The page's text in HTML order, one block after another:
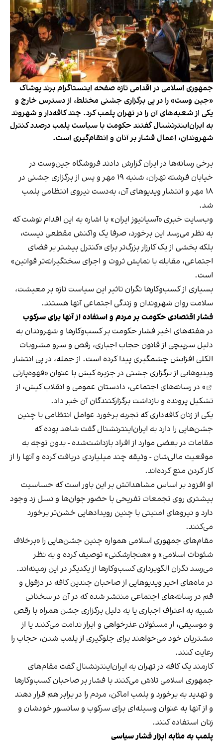
جمهوری اسلامی در اقدامی تازه صفحه اینستاگرام برند پوشاک
«جین وست» را در پی برگزاری جشنی مختلط، از دسترس خارج و
یکی از شعبه‌های آن را در تهران پلمب کرد. چند کافه‌‌دار و شهروند
به ایران‌اینترنشنال گفتند حکومت با سیاست پلمب درصدد کنترل
شهروندان، اعمال فشار بر آنان و انتقام‌گیری است.
برخی رسانه‌ها در ایران گزارش دادند فروشگاه جین‌وست در
خیابان فرشته تهران، شنبه ۱۹ مهر و پس از برگزاری جشنی در
۱۸ مهر و انتشار ویدیوهای آن، به‌دست نیروی انتظامی پلمب
شد.
وب‌سایت خبری «آسیانیوز ایران» با اشاره به این اقدام نوشت که
به نظر می‌رسد این برخورد، صرفا یک واکنش مقطعی نیست،
بلکه بخشی از یک کارزار بزرگ‌تر برای «کنترل بیشتر بر فضای
اجتماعی، مقابله با نمایش ثروت و اجرای سختگیرانه‌تر قوانین»
است.
بسیاری از کسب‌وکارها نگران تاثیر این سیاست‌ تازه بر معیشت،
سلامت روان شهروندان و زندگی اجتماعی آنها هستند.
فشار اقتصادی حکومت بر مردم و استفاده از آنها برای سرکوب
در هفته‌های اخیر فشار حکومت بر کسب‌وکارها و شهروندان به
دلیل سرپیچی از قانون حجاب اجباری، رقص و سرو مشروبات
الکلی افزایش چشمگیری پیدا کرده است. از جمله، در پی انتشار
ویدیوهایی از برگزاری جشنی در جزیره کیش با عنوان «قهوه‌پارتی
» در رسانه‌های اجتماعی، دادستان عمومی و انقلاب کیش، از
تشکیل پرونده و بازداشت برگزارکنندگان آن خبر داد.
یکی از زنان کافه‌داری که تجربه برخورد عوامل انتظامی با چنین
جشن‌هایی را دارد به ایران‌اینترنشنال گفت شاهد بوده که
مقامات در بعضی موارد از افراد بازداشت‌‌شده - بدون توجه به
موقعیت مالی‌شان - وثیقه چند میلیاردی دریافت کرده و آنها را از
کار کردن منع کرده‌اند.
او افزود بر اساس مشاهداتش بر این باور است که حساسیت
بیشتری روی تجمعات تفریحی با حضور جوان‌ها و نسل زد وجود
دارد و نیروهای امنیتی با چنین رویدادهایی خشن‌تر برخورد
می‌کنند.
مقام‌های جمهوری اسلامی همواره چنین جشن‌هایی را «برخلاف
شئونات اسلامی» و «هنجارشکنی» توصیف کرده و به نظر
می‌رسد نگران الگوبرداری کسب‌وکارها از یکدیگر در این زمینه‌اند.
در ماه‌های اخیر ویدیوهایی از صاحبان چندین کافه در دزفول و
قم در رسانه‌های اجتماعی منتشر شده که در آن در سخنانی
شبیه به اعتراف اجباری یا به دلیل برگزاری جشن همراه با رقص
و موسیقی، از مسئولان عذرخواهی و ابراز ندامت می‌کنند یا از
مشتریان خود می‌خواهند برای جلوگیری از پلمب شدن، حجاب را
رعایت کنند.
کارمند یک کافه در تهران به ایران‌اینترنشنال گفت مقام‌های
جمهوری اسلامی تلاش می‌کنند با فشار بر صاحبان کسب‌وکارها
و تهدید به برخورد و پلمب اماکن، مردم را در برابر هم قرار دهند
و از آنها به عنوان وسیله‌ای برای سرکوب و سانسور خودشان و
زنان استفاده کنند.
پلمب به مثابه ابزار فشار سیاسی